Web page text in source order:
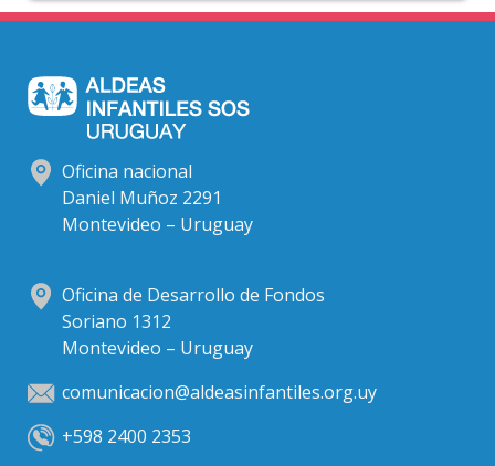
Oficina nacional
Daniel Muñoz 2291
Montevideo – Uruguay
Oficina de Desarrollo de Fondos
Soriano 1312
Montevideo – Uruguay
comunicacion@aldeasinfantiles.org.uy
+598 2400 2353